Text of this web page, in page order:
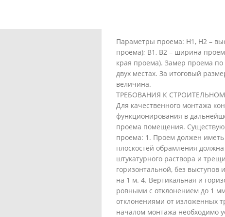
Параметры проема: Н1, H2 –
проема); В1, B2 – ширина
края проема). Замер проема
двух местах. За итоговый
величина.
ТРЕБОВАНИЯ К
Для качественного монтажа
функционирования в
проема помещения.
проема: 1. Прoем должен
плоскостей обрамления
штукатурного раствора и
горизонтальной, без
на 1 м. 4. Вертикальная и
ровными с отклонением до 1
отклонениями от изложенных
началом монтажа необходимо